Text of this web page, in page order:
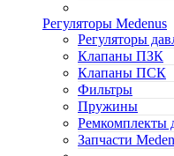
Регуляторы Medenus
Регуляторы
Клапаны ПЗК
Клапаны ПСК
Фильтры
Пружины
Ремкомплекты
Запчасти